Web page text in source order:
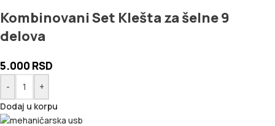
Kombinovani Set Klešta za šelne 9
delova
5.000 RSD
-
+
Dodaj u korpu